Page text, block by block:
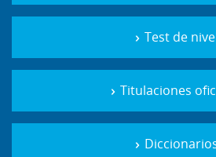
Test de
Titulaciones